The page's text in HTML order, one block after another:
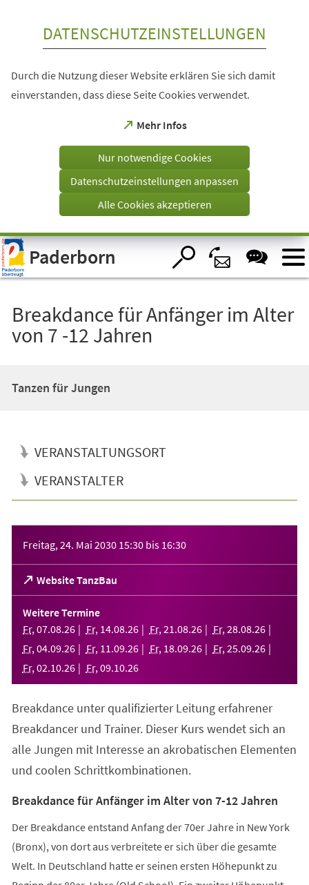
Visuelle
Assistenzsoftware
öffnen.
DATENSCHUTZEINSTELLUNGEN
Durch die Nutzung dieser Website erklären Sie sich damit
einverstanden, dass diese Seite Cookies verwendet.
Mehr Infos
(Öffnet
einem
Tab)
Nur notwendige Cookies
Datenschutzeinstellungen anpassen
Alle Cookies akzeptieren
Paderborn
Breakdance für Anfänger im Alter
von 7 -12 Jahren
Tanzen für Jungen
VERANSTALTUNGSORT
VERANSTALTER
Freitag, 24. Mai 2030 15:30 bis 16:30
Website TanzBau
(Öffnet
in
einem
neuen
Tab)
Weitere Termine
Fr, 07.08.26 Fr, 14.08.26 Fr, 21 .08.26 Fr, 28.08.26
Fr, 04.09.26 Fr, 11 .09.26 Fr, 18.09.26 Fr, 25.09.26
Fr, 02.10.26 Fr, 09.10.26
Breakdance unter qualifizierter Leitung erfahrener
Breakdancer und Trainer. Dieser Kurs wendet sich an
alle Jungen mit Interesse an akrobatischen Elementen
und coolen Schrittkombinationen.
Breakdance für Anfänger im Alter von 7-12 Jahren
Der Breakdance entstand Anfang der 70er Jahre in New York
(Bronx), von dort aus verbreitete er sich über die gesamte
Welt. In Deutschland hatte er seinen ersten Höhepunkt zu